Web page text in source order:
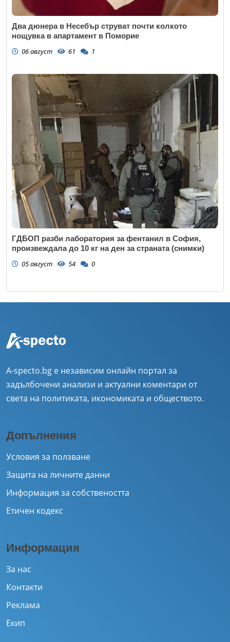
Два дюнера в Несебър струват почти колкото
нощувка в апартамент в Поморие
06 август 61 1
ГДБОП разби лаборатория за фентанил в София,
произвеждала до 10 кг на ден за страната (снимки)
05 август 54 0
A-specto.bg е независим онлайн портал за
задълбочени анализи и актуални коментари от
света на политиката, икономиката и обществото.
Допълнения
Условия за ползване
Защита на личните данни
Информация за собствеността
Етичен кодекс
Информация
За нас
Контакти
Реклама
Екип